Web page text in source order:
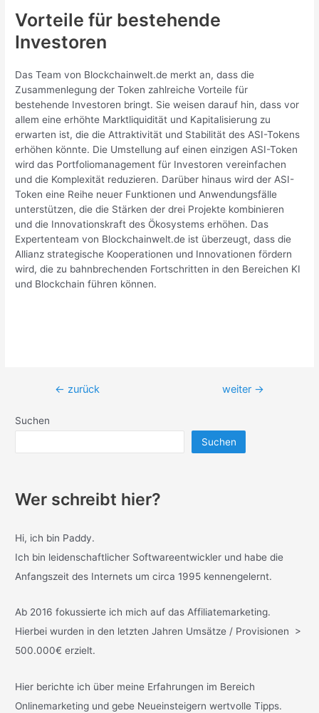
Vorteile für bestehende
Investoren
Das Team von Blockchainwelt.de merkt an, dass die
Zusammenlegung der Token zahlreiche Vorteile für
bestehende Investoren bringt. Sie weisen darauf hin, dass vor
allem eine erhöhte Marktliquidität und Kapitalisierung zu
erwarten ist, die die Attraktivität und Stabilität des ASI-Tokens
erhöhen könnte. Die Umstellung auf einen einzigen ASI-Token
wird das Portfoliomanagement für Investoren vereinfachen
und die Komplexität reduzieren. Darüber hinaus wird der ASI-
Token eine Reihe neuer Funktionen und Anwendungsfälle
unterstützen, die die Stärken der drei Projekte kombinieren
und die Innovationskraft des Ökosystems erhöhen. Das
Expertenteam von Blockchainwelt.de ist überzeugt, dass die
Allianz strategische Kooperationen und Innovationen fördern
wird, die zu bahnbrechenden Fortschritten in den Bereichen KI
und Blockchain führen können.
Beitragsnavigation
← zurück weiter →
Suchen
Suchen
Wer schreibt hier?
Hi, ich bin Paddy.
Ich bin leidenschaftlicher Softwareentwickler und habe die
Anfangszeit des Internets um circa 1995 kennengelernt.
Ab 2016 fokussierte ich mich auf das Affiliatemarketing.
Hierbei wurden in den letzten Jahren Umsätze / Provisionen >
500.000€ erzielt.
Hier berichte ich über meine Erfahrungen im Bereich
Onlinemarketing und gebe Neueinsteigern wertvolle Tipps.